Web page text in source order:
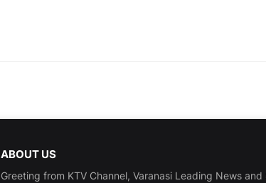
ABOUT US
Greeting from KTV Channel, Varanasi Leading News